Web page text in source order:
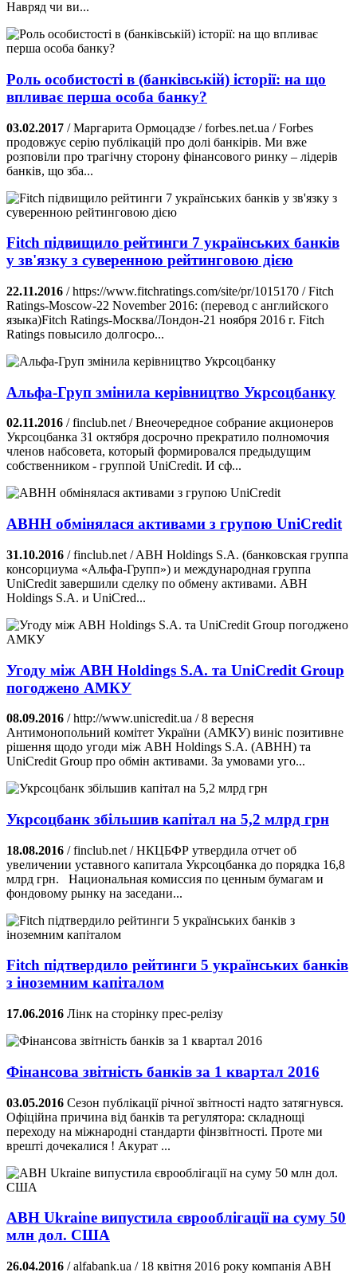
Навряд чи ви...
Роль особистості в (банківській) історії: на що
впливає перша особа банку?
03.02.2017 / Маргарита Ормоцадзе / forbes.net.ua / Forbes
продовжує серію публікацій про долі банкірів. Ми вже
розповіли про трагічну сторону фінансового ринку – лідерів
банків, що зба...
Fitch підвищило рейтинги 7 українських банків
у зв'язку з суверенною рейтинговою дією
22.11.2016 / https://www.fitchratings.com/site/pr/1015170 / Fitch
Ratings-Moscow-22 November 2016: (перевод с английского
языка)Fitch Ratings-Москва/Лондон-21 ноября 2016 г. Fitch
Ratings повысило долгосро...
Альфа-Груп змінила керівництво Укрсоцбанку
02.11.2016 / finclub.net / Внеочередное собрание акционеров
Укрсоцбанка 31 октября досрочно прекратило полномочия
членов набсовета, который формировался предыдущим
собственником - группой UniCredit. И сф...
ABHH обмінялася активами з групою UniCredit
31.10.2016 / finclub.net / ABH Holdings S.A. (банковская группа
консорциума «Альфа-Групп») и международная группа
UniCredit завершили сделку по обмену активами. ABH
Holdings S.A. и UniCred...
Угоду між ABH Holdings S.A. та UniCredit Group
погоджено АМКУ
08.09.2016 / http://www.unicredit.ua / 8 вересня
Антимонопольний комітет України (АМКУ) виніс позитивне
рішення щодо угоди між ABH Holdings S.A. (ABHH) та
UniCredit Group про обмін активами. За умовами уго...
Укрсоцбанк збільшив капітал на 5,2 млрд грн
18.08.2016 / finclub.net / НКЦБФР утвердила отчет об
увеличении уставного капитала Укрсоцбанка до порядка 16,8
млрд грн. Национальная комиссия по ценным бумагам и
фондовому рынку на заседани...
Fitch підтвердило рейтинги 5 українських банків
з іноземним капіталом
17.06.2016 Лінк на сторінку прес-релізу
Фінансова звітність банків за 1 квартал 2016
03.05.2016 Сезон публікації річної звітності надто затягнувся.
Офіційна причина від банків та регулятора: складнощі
переходу на міжнародні стандарти фінзвітності. Проте ми
врешті дочекалися ! Акурат ...
ABH Ukraine випустила єврооблігації на суму 50
млн дол. США
26.04.2016 / alfabank.ua / 18 квітня 2016 року компанія ABH